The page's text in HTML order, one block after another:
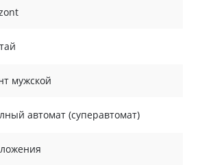
мужской
автомат (суперавтомат)